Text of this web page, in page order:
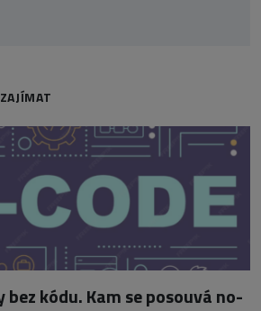
kódu. Kam se posouvá no-